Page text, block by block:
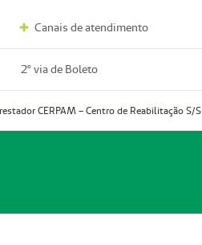
Canais de atendimento
2º via de Boleto